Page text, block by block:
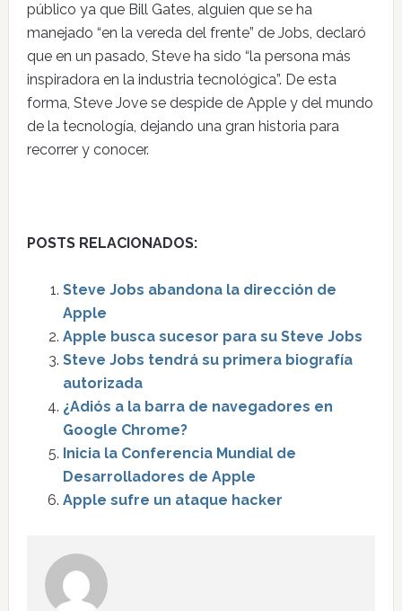
público ya que Bill Gates, alguien que se ha
manejado “en la vereda del frente” de Jobs, declaró
que en un pasado, Steve ha sido “la persona más
inspiradora en la industria tecnológica”. De esta
forma, Steve Jove se despide de Apple y del mundo
de la tecnología, dejando una gran historia para
recorrer y conocer.
POSTS RELACIONADOS:
Steve Jobs abandona la dirección de
Apple
Apple busca sucesor para su Steve Jobs
Steve Jobs tendrá su primera biografía
autorizada
¿Adiós a la barra de navegadores en
Google Chrome?
Inicia la Conferencia Mundial de
Desarrolladores de Apple
Apple sufre un ataque hacker